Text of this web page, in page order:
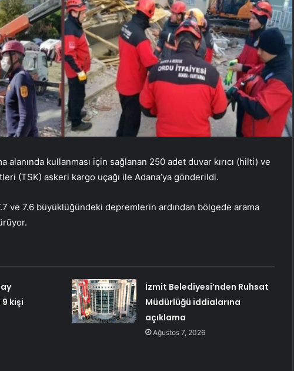
kullanması için sağlanan 250 adet duvar kırıcı (hilti) ve
(TSK) askeri kargo uçağı ile Adana’ya gönderildi.
ve 7.6 büyüklüğündeki depremlerin ardından bölgede arama
kişi
İzmit Belediyesi’nden Ruhsat
Müdürlüğü iddialarına
açıklama
Ağustos 7, 2026